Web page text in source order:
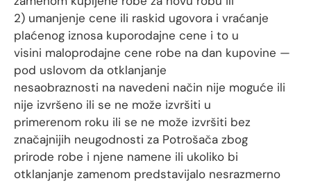
2) umanjenje cene ili raskid ugovora i vraćanje
plaćenog iznosa kuporodajne cene i to u
visini maloprodajne cene robe na dan kupovine —
pod uslovom da otklanjanje
nesaobraznosti na navedeni način nije moguće ili
nije izvršeno ili se ne može izvršiti u
primerenom roku ili se ne može izvršiti bez
značajnijih neugodnosti za Potrošača zbog
prirode robe i njene namene ili ukoliko bi
otklanjanje zamenom predstavijalo nesrazmerno